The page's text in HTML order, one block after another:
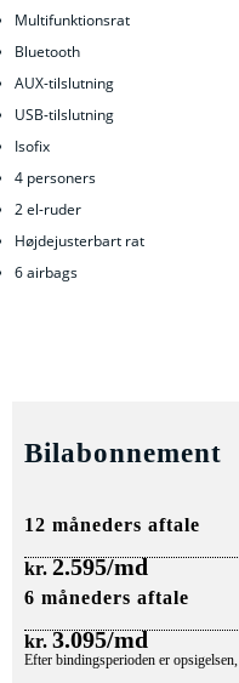
Multifunktionsrat
Bluetooth
AUX-tilslutning
USB-tilslutning
Isofix
4 personers
2 el-ruder
Højdejusterbart rat
6 airbags
Bilabonnement
12 måneders aftale
kr. 2.595/md
6 måneders aftale
kr. 3.095/md
Efter bindingsperioden er